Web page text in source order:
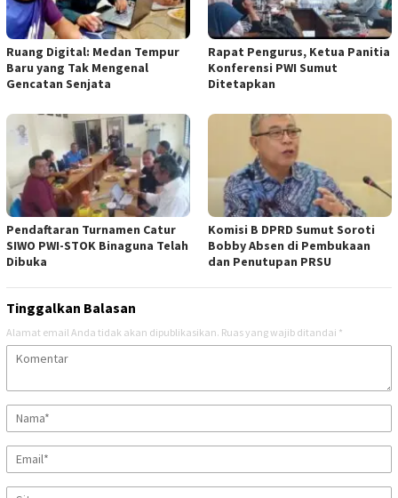
Ruang Digital: Medan Tempur
Baru yang Tak Mengenal
Gencatan Senjata
Rapat Pengurus, Ketua Panitia
Konferensi PWI Sumut
Ditetapkan
Pendaftaran Turnamen Catur
SIWO PWI-STOK Binaguna Telah
Dibuka
Komisi B DPRD Sumut Soroti
Bobby Absen di Pembukaan
dan Penutupan PRSU
Tinggalkan Balasan
Alamat email Anda tidak akan dipublikasikan. Ruas yang wajib ditandai *